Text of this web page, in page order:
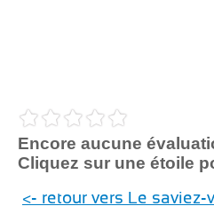
Encore aucune
Cliquez sur une étoile
<- retour vers Le saviez-